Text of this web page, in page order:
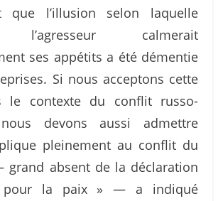
que l’illusion selon laquelle
l’agresseur calmerait
ses appétits a été démentie
Si nous acceptons cette
le contexte du conflit russo-
devons aussi admettre
pleinement au conflit du
grand absent de la déclaration
pour la paix » — a indiqué